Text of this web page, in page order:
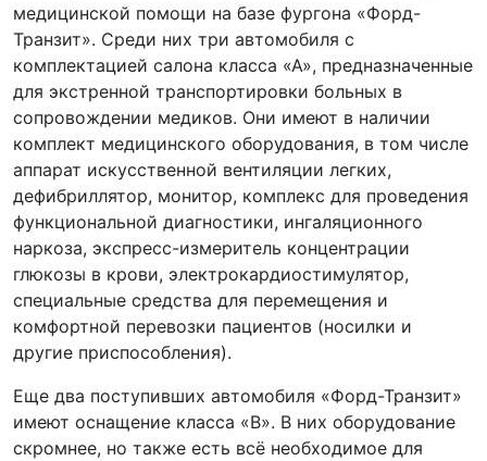
медицинской помощи на базе фургона «Форд-
Транзит». Среди них три автомобиля с
комплектацией салона класса «А», предназначенные
для экстренной транспортировки больных в
сопровождении медиков. Они имеют в наличии
комплект медицинского оборудования, в том числе
аппарат искусственной вентиляции легких,
дефибриллятор, монитор, комплекс для проведения
функциональной диагностики, ингаляционного
наркоза, экспресс-измеритель концентрации
глюкозы в крови, электрокардиостимулятор,
специальные средства для перемещения и
комфортной перевозки пациентов (носилки и
другие приспособления).
Еще два поступивших автомобиля «Форд-Транзит»
имеют оснащение класса «В». В них оборудование
скромнее, но также есть всё необходимое для